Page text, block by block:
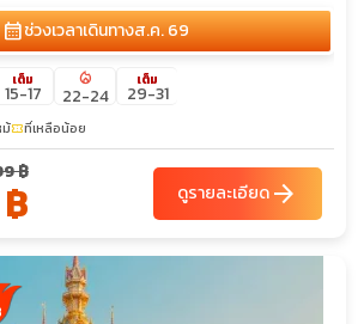
calendar_monthช่วงเวลาเดินทางส.ค. 69
เต็ม
15-17
local_fire_department
22-24
เต็ม
29-31
ม้confirmation_numberที่เหลือน้อย
฿
ดูรายละเอียดarrow_forward